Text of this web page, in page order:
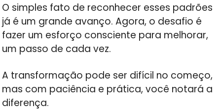
O simples fato de reconhecer esses padrões
já é um grande avanço. Agora, o desafio é
fazer um esforço consciente para melhorar,
um passo de cada vez.
A transformação pode ser difícil no começo,
mas com paciência e prática, você notará a
diferença.